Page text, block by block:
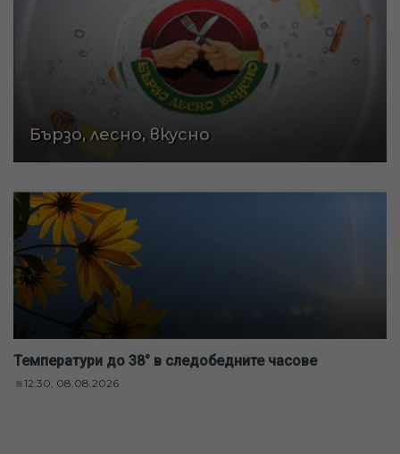
Бързо, лесно, вкусно
Температури до 38° в следобедните часове
12:30, 08.08.2026